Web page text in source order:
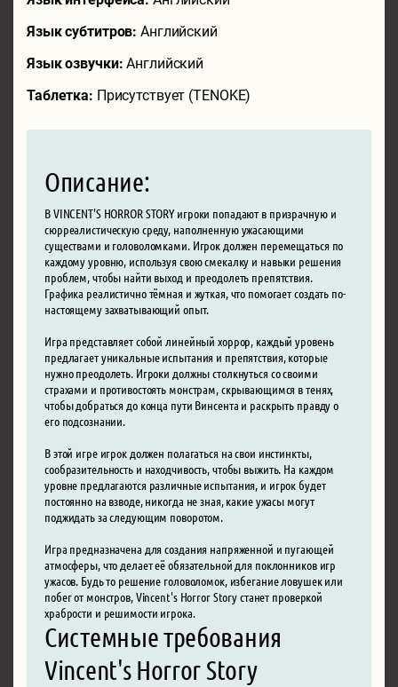
Язык субтитров:Английский
Язык озвучки:Английский
Таблетка: Присутствует (TENOKE)
Описание:
В VINCENT'S HORROR STORY игроки попадают в призрачную и
сюрреалистическую среду, наполненную ужасающими
существами и головоломками. Игрок должен перемещаться по
каждому уровню, используя свою смекалку и навыки решения
проблем, чтобы найти выход и преодолеть препятствия.
Графика реалистично тёмная и жуткая, что помогает создать по-
настоящему захватывающий опыт.
Игра представляет собой линейный хоррор, каждый уровень
предлагает уникальные испытания и препятствия, которые
нужно преодолеть. Игроки должны столкнуться со своими
страхами и противостоять монстрам, скрывающимся в тенях,
чтобы добраться до конца пути Винсента и раскрыть правду о
его подсознании.
В этой игре игрок должен полагаться на свои инстинкты,
сообразительность и находчивость, чтобы выжить. На каждом
уровне предлагаются различные испытания, и игрок будет
постоянно на взводе, никогда не зная, какие ужасы могут
поджидать за следующим поворотом.
Игра предназначена для создания напряженной и пугающей
атмосферы, что делает её обязательной для поклонников игр
ужасов. Будь то решение головоломок, избегание ловушек или
побег от монстров, Vincent's Horror Story станет проверкой
храбрости и решимости игрока.
Системные требования
Vincent's Horror Story